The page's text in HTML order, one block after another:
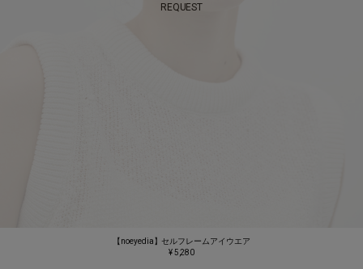
REQUEST
【noeyedia】セルフレームアイウエア
¥ 5,280